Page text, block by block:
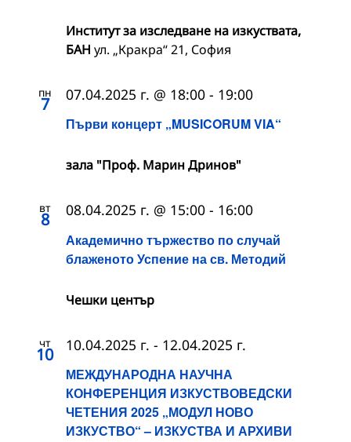
Институт за изследване на изкуствата,
БАН ул. „Кракра“ 21, София
пн
7
Първи концерт „MUSICORUM VIA“
07.04.2025 г. @ 18:00 - 19:00
зала "Проф. Марин Дринов"
вт
8
Академично тържество по случай
блаженото Успение на св. Методий
08.04.2025 г. @ 15:00 - 16:00
Чешки център
чт
10
МЕЖДУНАРОДНА НАУЧНА
КОНФЕРЕНЦИЯ ИЗКУСТВОВЕДСКИ
ЧЕТЕНИЯ 2025 „МОДУЛ НОВО
ИЗКУСТВО“ – ИЗКУСТВА И АРХИВИ
10.04.2025 г. - 12.04.2025 г.